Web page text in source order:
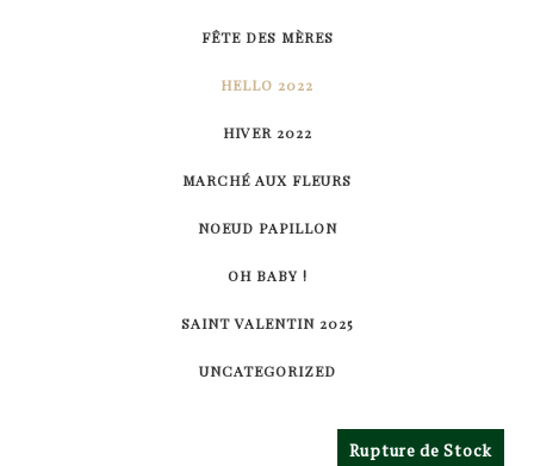
FÊTE DES MÈRES
HELLO 2022
HIVER 2022
MARCHÉ AUX FLEURS
NOEUD PAPILLON
OH BABY !
SAINT VALENTIN 2025
UNCATEGORIZED
Rupture de Stock